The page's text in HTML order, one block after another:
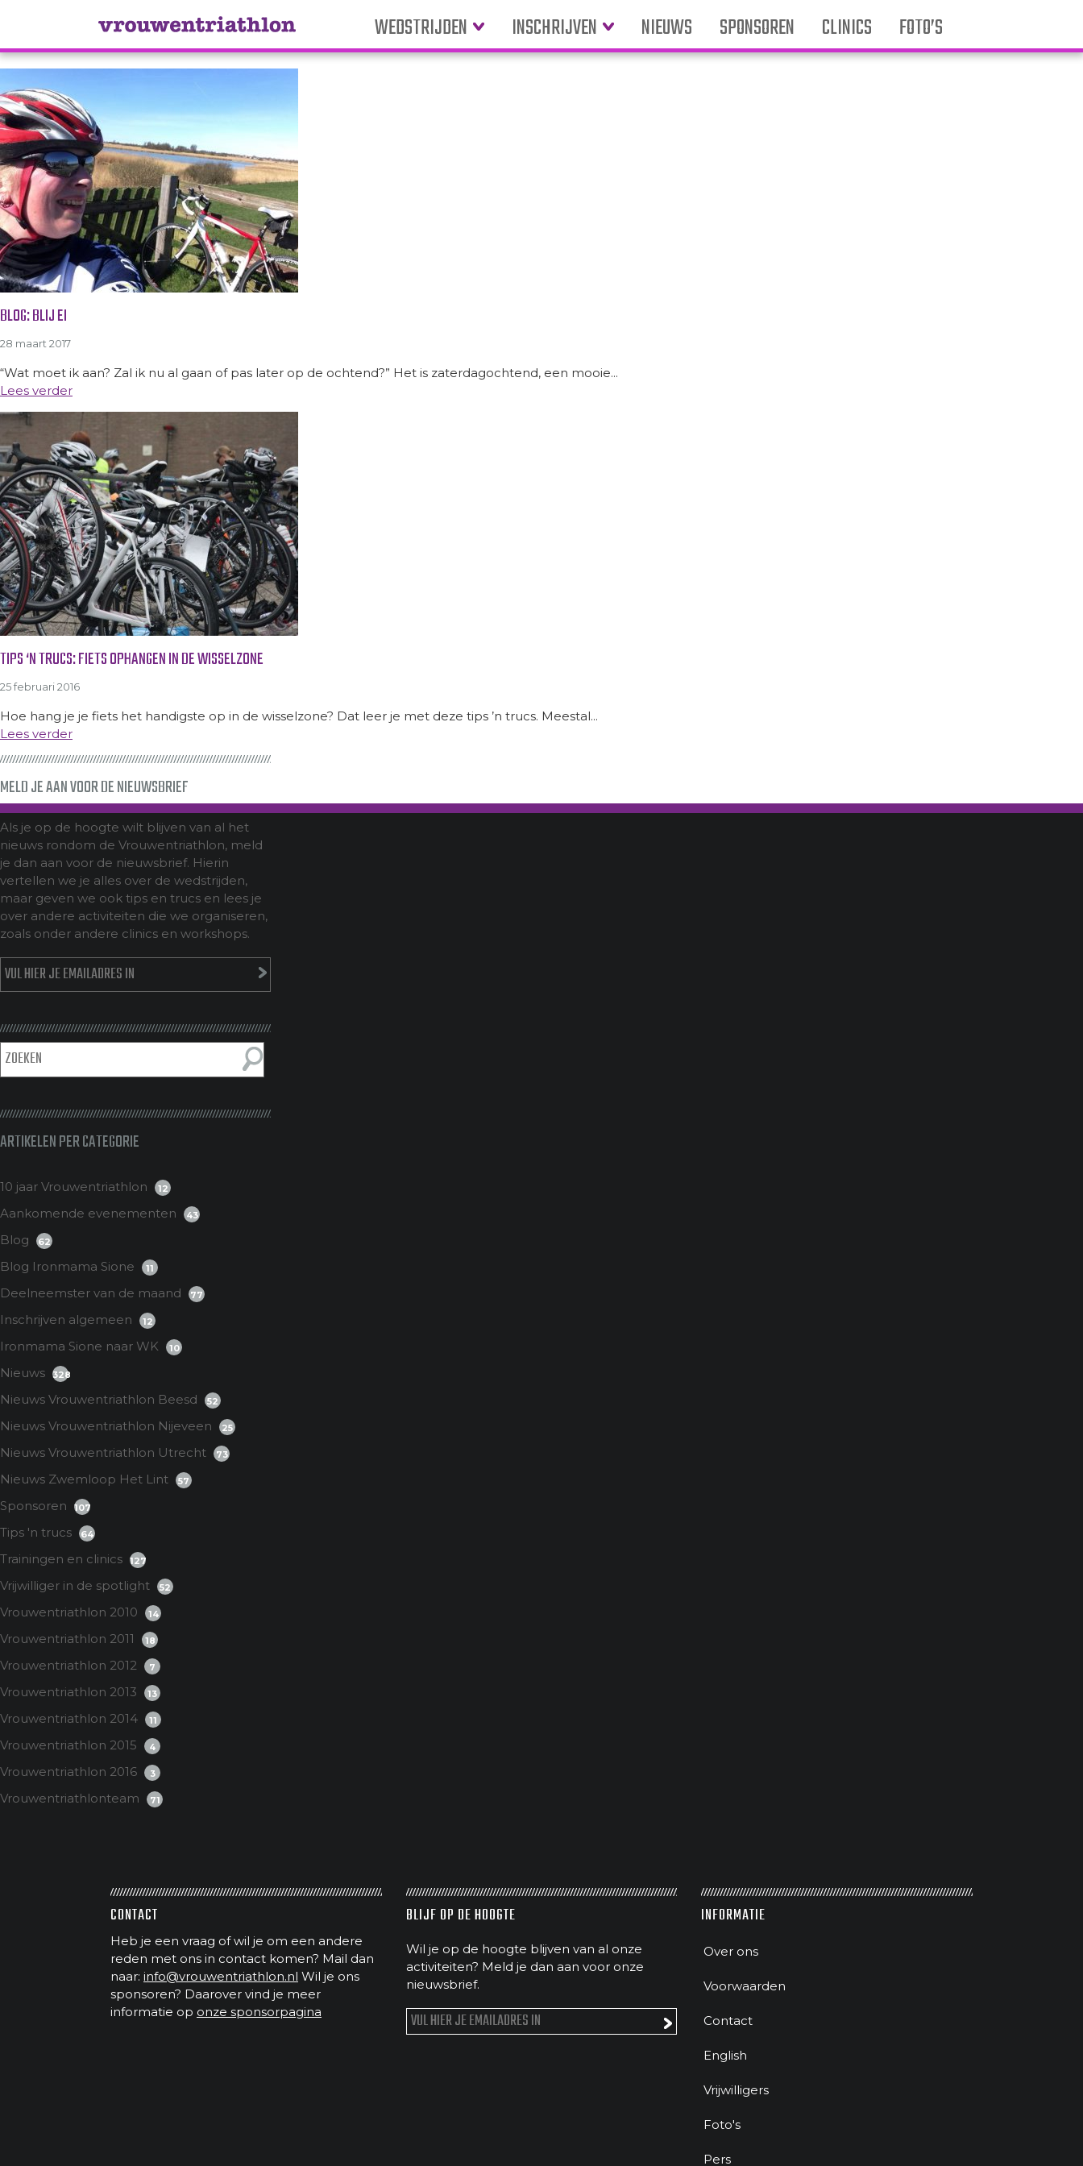
WEDSTRIJDEN INSCHRIJVEN NIEUWS SPONSOREN CLINICS FOTO’S
Tag Archive: fiets
BLOG: BLIJ EI
28 maart 2017
“Wat moet ik aan? Zal ik nu al gaan of pas later op de ochtend?” Het is zaterdagochtend, een mooie...
Lees verder
TIPS ‘N TRUCS: FIETS OPHANGEN IN DE WISSELZONE
25 februari 2016
Hoe hang je je fiets het handigste op in de wisselzone? Dat leer je met deze tips ’n trucs. Meestal...
Lees verder
MELD JE AAN VOOR DE NIEUWSBRIEF
Als je op de hoogte wilt blijven van al het
nieuws rondom de Vrouwentriathlon, meld
je dan aan voor de nieuwsbrief. Hierin
vertellen we je alles over de wedstrijden,
maar geven we ook tips en trucs en lees je
over andere activiteiten die we organiseren,
zoals onder andere clinics en workshops.
ARTIKELEN PER CATEGORIE
10 jaar Vrouwentriathlon 12
Aankomende evenementen 43
Blog 62
Blog Ironmama Sione 11
Deelneemster van de maand 77
Inschrijven algemeen 12
Ironmama Sione naar WK 10
Nieuws 328
Nieuws Vrouwentriathlon Beesd 52
Nieuws Vrouwentriathlon Nijeveen 25
Nieuws Vrouwentriathlon Utrecht 73
Nieuws Zwemloop Het Lint 57
Sponsoren 107
Tips 'n trucs 64
Trainingen en clinics 127
Vrijwilliger in de spotlight 52
Vrouwentriathlon 2010 14
Vrouwentriathlon 2011 18
Vrouwentriathlon 2012 7
Vrouwentriathlon 2013 13
Vrouwentriathlon 2014 11
Vrouwentriathlon 2015 4
Vrouwentriathlon 2016 3
Vrouwentriathlonteam 71
CONTACT
Heb je een vraag of wil je om een andere
reden met ons in contact komen? Mail dan
naar: info@vrouwentriathlon.nl Wil je ons
sponsoren? Daarover vind je meer
informatie op onze sponsorpagina
BLIJF OP DE HOOGTE
Wil je op de hoogte blijven van al onze
activiteiten? Meld je dan aan voor onze
nieuwsbrief.
INFORMATIE
Over ons
Voorwaarden
Contact
English
Vrijwilligers
Foto's
Pers